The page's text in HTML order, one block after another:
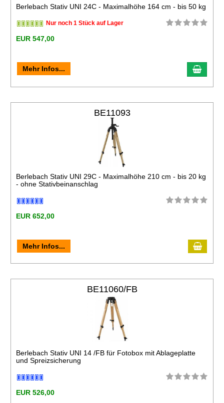
Berlebach Stativ UNI 24C - Maximalhöhe 164 cm - bis 50 kg
Nur noch 1 Stück auf Lager
EUR 547,00
Mehr Infos...
BE11093
Berlebach Stativ UNI 29C - Maximalhöhe 210 cm - bis 20 kg
- ohne Stativbeinanschlag
EUR 652,00
Mehr Infos...
BE11060/FB
Berlebach Stativ UNI 14 /FB für Fotobox mit Ablageplatte
und Spreizsicherung
EUR 526,00